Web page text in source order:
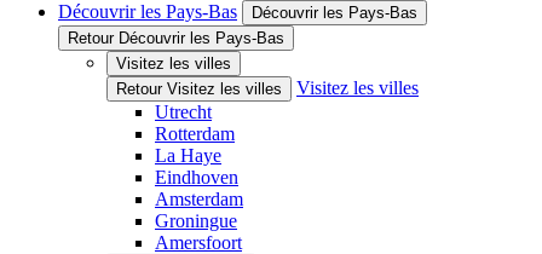
Découvrir les Pays-Bas
Découvrir les Pays-Bas
Retour Découvrir les Pays-Bas
Visitez les villes
Retour Visitez les villes
Visitez les villes
Utrecht
Rotterdam
La Haye
Eindhoven
Amsterdam
Groningue
Amersfoort